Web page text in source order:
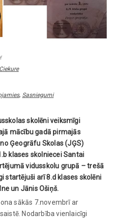
, Sasniegumi
skolēni veiksmīgi
mācību gadā pirmajās
Ģeogrāfu Skolas (JĢS)
klases skolniecei Santai
vidusskolu grupā – trešā
startējuši arī 8.d klases skolēni
un Jānis Ošiņš.
sākās 7.novembrī ar
Nodarbība vienlaicīgi